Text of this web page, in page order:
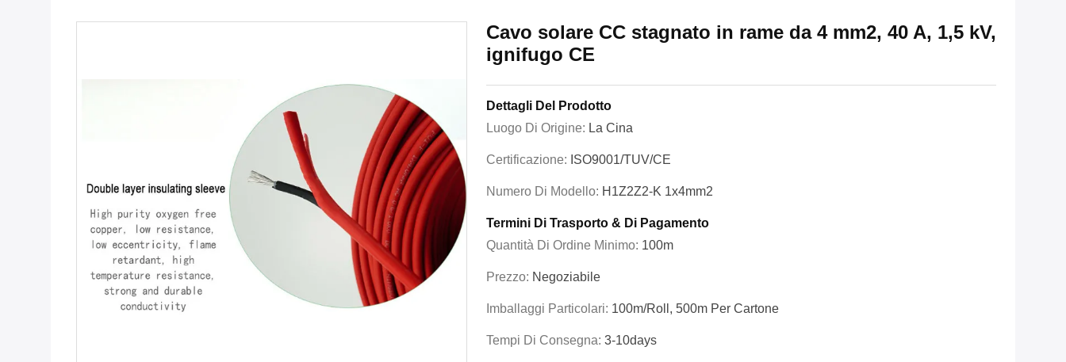
Cavo solare CC stagnato in rame da 4 mm2, 40 A, 1,5 kV,
ignifugo CE
Dettagli Del Prodotto
Luogo Di Origine: La Cina
Certificazione: ISO9001/TUV/CE
Numero Di Modello: H1Z2Z2-K 1x4mm2
Termini Di Trasporto & Di Pagamento
Quantità Di Ordine Minimo: 100m
Prezzo: Negoziabile
Imballaggi Particolari: 100m/roll, 500m Per Cartone
Tempi Di Consegna: 3-10days